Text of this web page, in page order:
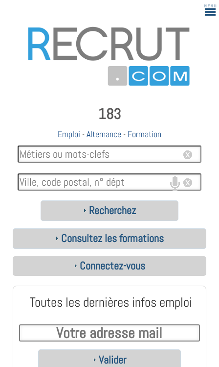
183
Emploi -Alternance - Formation
Recherchez
Consultez les formations
Connectez-vous
Toutes les dernières infos emploi
Valider